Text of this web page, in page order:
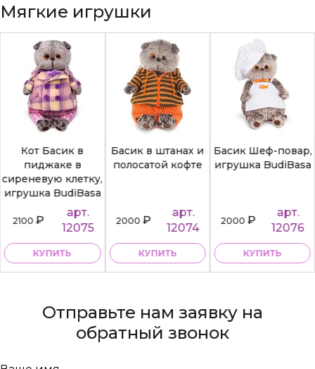
Мягкие игрушки
Кот Басик в
пиджаке в
сиреневую клетку,
игрушка BudiBasa
2100₽
арт.
12075
КУПИТЬ
Басик в штанах и
полосатой кофте
2000₽
арт.
12074
КУПИТЬ
Басик Шеф-повар,
игрушка BudiBasa
2000₽
арт.
12076
КУПИТЬ
Отправьте нам заявку на
обратный звонок